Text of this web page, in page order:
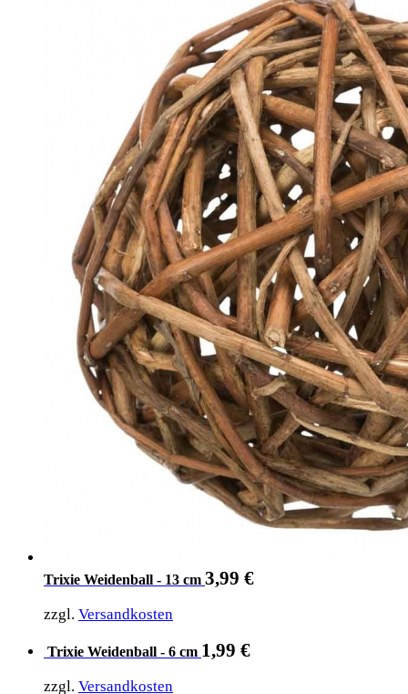
Trixie Weidenball - 13 cm 3,99 €
zzgl. Versandkosten
Trixie Weidenball - 6 cm 1,99 €
zzgl. Versandkosten